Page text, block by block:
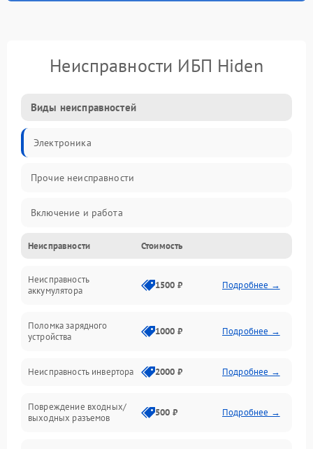
Неисправности ИБП Hiden
Виды неисправностей
Электроника
Прочие неисправности
Включение и работа
Работа с нагрузкой
Звук и индикация
Механические повреждения
Неисправности Стоимость
Неисправность
аккумулятора
1500 ₽ Подробнее →
Поломка зарядного
устройства
1000 ₽ Подробнее →
Неисправность инвертора 2000 ₽ Подробнее →
Повреждение входных/
выходных разъемов
500 ₽ Подробнее →